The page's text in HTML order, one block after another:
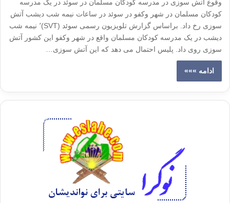
وقوع آتش سوزی در مدرسه کودکان مسلمان در سوئد در یک مدرسه
کودکان مسلمان در شهر وکفو در سوئد در ساعات نیمه شب دیشب آتش
سوزی رخ داد. براساس گزارش تلویزیون رسمی سوئد (SVT)٬ نیمه شب
دیشب در یک مدرسه کودکان مسلمان واقع در شهر وکفو این کشور آتش
سوزی روی داد. پلیس احتمال می دهد که این آتش سوزی…
ادامه »»»